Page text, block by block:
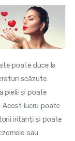
poate duce la
scăzute
pielii și poate
Acest lucru poate
iritanți și poate
sau